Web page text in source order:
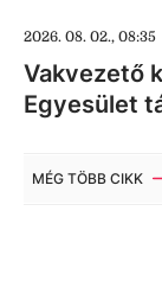
2026. 08. 02., 08:35
Vakvezető
Egyesület
MÉG TÖBB CIKK